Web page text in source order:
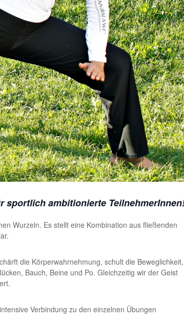
sportlich ambitionierte
Wurzeln. Es stellt eine Kombination aus fließenden
die Körperwahrnehmung, schult die Beweglichkeit,
Bauch, Beine und Po. Gleichzeitig wir der Geist
Verbindung zu den einzelnen Übungen